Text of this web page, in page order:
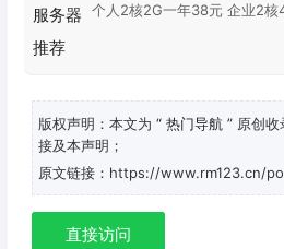
个人2核2G一年38元 企业2核
版权声明：本文为 “ 热门导航 ” 原创
接及本声明；
原文链接：https://www.rm123.cn/
直接访问